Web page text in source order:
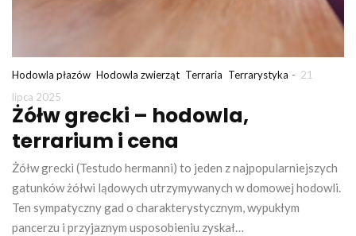
Hodowla płazów Hodowla zwierząt Terraria Terrarystyka - 21
lipca 2025
Żółw grecki – hodowla,
terrarium i cena
Żółw grecki (Testudo hermanni) to jeden z najpopularniejszych
gatunków żółwi lądowych utrzymywanych w domowej hodowli.
Ten sympatyczny gad o charakterystycznym, wypukłym
pancerzu i przyjaznym usposobieniu zyskał…